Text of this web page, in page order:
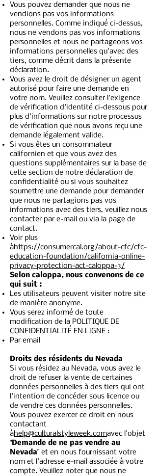
Vous pouvez demander que nous ne
vendions pas vos informations
personnelles. Comme indiqué ci-dessus,
nous ne vendons pas vos informations
personnelles et nous ne partageons vos
informations personnelles qu'avec des
tiers, comme décrit dans la présente
déclaration.
Vous avez le droit de désigner un agent
autorisé pour faire une demande en
votre nom. Veuillez consulter l'exigence
de vérification d'identité ci-dessous pour
plus d'informations sur notre processus
de vérification que nous avons reçu une
demande légalement valide.
Si vous êtes un consommateur
californien et que vous avez des
questions supplémentaires sur la base de
cette section de notre déclaration de
confidentialité ou si vous souhaitez
soumettre une demande pour demander
que nous ne partagions pas vos
informations avec des tiers, veuillez nous
contacter par e-mail ou via la page de
contact.
Voir plus
àhttps://consumercal.org/about-cfc/cfc-
education-foundation/california-online-
privacy-protection-act-caloppa-3/
Selon caloppa, nous convenons de ce
qui suit :
Les utilisateurs peuvent visiter notre site
de manière anonyme.
Vous serez informé de toute
modification de la POLITIQUE DE
CONFIDENTIALITÉ EN LIGNE :
Par email
Droits des résidents du Nevada
Si vous résidez au Nevada, vous avez le
droit de refuser la vente de certaines
données personnelles à des tiers qui ont
l'intention de concéder sous licence ou
de vendre ces données personnelles.
Vous pouvez exercer ce droit en nous
contactant
àhelp@culturalstyleweek.comavec l'objet
"Demande de ne pas vendre au
Nevada" et en nous fournissant votre
nom et l'adresse e-mail associée à votre
compte. Veuillez noter que nous ne